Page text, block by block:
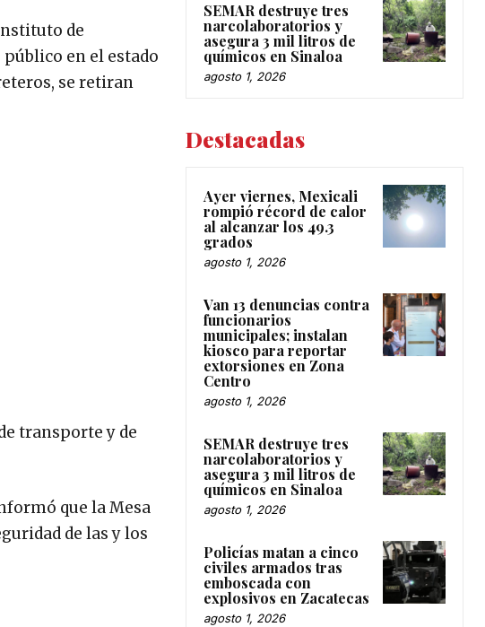
de
en el estado
se retiran
transporte y de
que la Mesa
de las y los
SEMAR destruye tres
narcolaboratorios y
asegura 3 mil litros de
químicos en Sinaloa
agosto 1, 2026
Destacadas
Ayer viernes, Mexicali
rompió récord de calor
al alcanzar los 49.3
grados
agosto 1, 2026
Van 13 denuncias contra
funcionarios
municipales; instalan
kiosco para reportar
extorsiones en Zona
Centro
agosto 1, 2026
SEMAR destruye tres
narcolaboratorios y
asegura 3 mil litros de
químicos en Sinaloa
agosto 1, 2026
Policías matan a cinco
civiles armados tras
emboscada con
explosivos en Zacatecas
agosto 1, 2026